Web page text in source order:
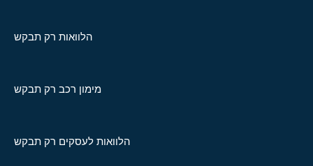
הלוואות רק תבקש
מימון רכב רק תבקש
הלוואות לעסקים רק תבקש